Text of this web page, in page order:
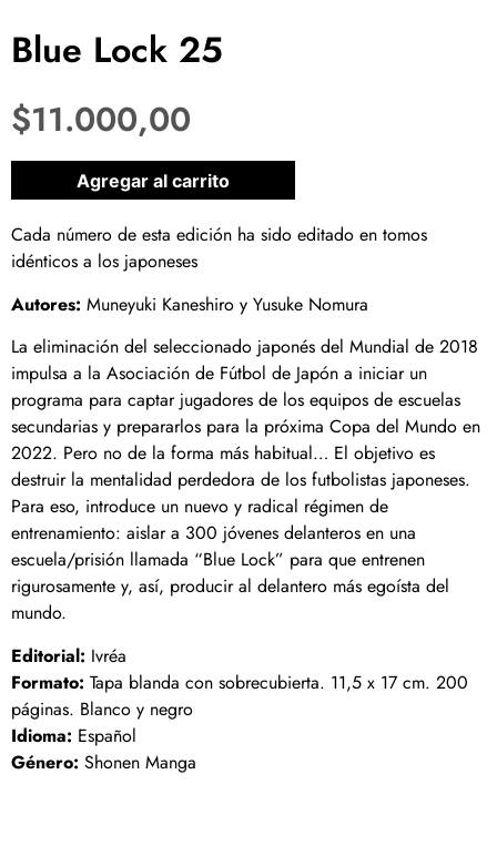
Blue Lock 25
$11.000,00
1 disponibles
Agregar al carrito
Cada número de esta edición ha sido editado en tomos
idénticos a los japoneses
Autores: Muneyuki Kaneshiro y Yusuke Nomura
La eliminación del seleccionado japonés del Mundial de 2018
impulsa a la Asociación de Fútbol de Japón a iniciar un
programa para captar jugadores de los equipos de escuelas
secundarias y prepararlos para la próxima Copa del Mundo en
2022. Pero no de la forma más habitual… El objetivo es
destruir la mentalidad perdedora de los futbolistas japoneses.
Para eso, introduce un nuevo y radical régimen de
entrenamiento: aislar a 300 jóvenes delanteros en una
escuela/prisión llamada “Blue Lock” para que entrenen
rigurosamente y, así, producir al delantero más egoísta del
mundo.
Editorial: Ivréa
Formato: Tapa blanda con sobrecubierta. 11,5 x 17 cm. 200
páginas. Blanco y negro
Idioma: Español
Género: Shonen Manga